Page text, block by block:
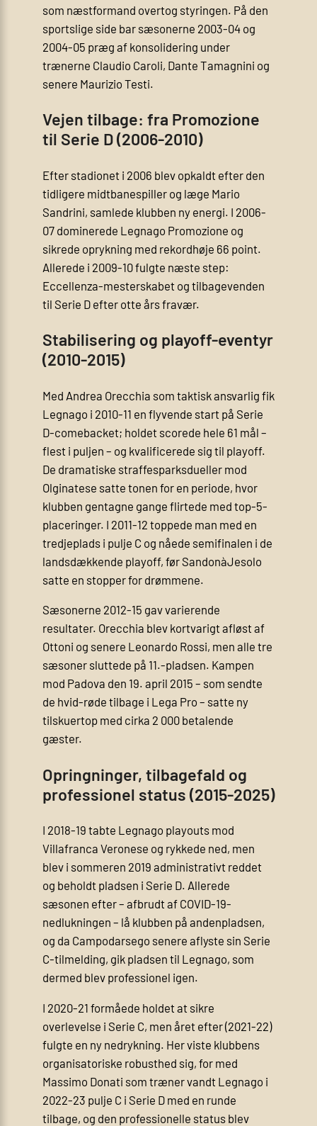
som næstformand overtog styringen. På den
sportslige side bar sæsonerne 2003-04 og
2004-05 præg af konsolidering under
trænerne Claudio Caroli, Dante Tamagnini og
senere Maurizio Testi.
Vejen tilbage: fra Promozione
til Serie D (2006-2010)
Efter stadionet i 2006 blev opkaldt efter den
tidligere midtbanespiller og læge Mario
Sandrini, samlede klubben ny energi. I 2006-
07 dominerede Legnago Promozione og
sikrede oprykning med rekordhøje 66 point.
Allerede i 2009-10 fulgte næste step:
Eccellenza-mesterskabet og tilbagevenden
til Serie D efter otte års fravær.
Stabilisering og playoff-eventyr
(2010-2015)
Med Andrea Orecchia som taktisk ansvarlig fik
Legnago i 2010-11 en flyvende start på Serie
D-comebacket; holdet scorede hele 61 mål –
flest i puljen – og kvalificerede sig til playoff.
De dramatiske straffesparksdueller mod
Olginatese satte tonen for en periode, hvor
klubben gentagne gange flirtede med top-5-
placeringer. I 2011-12 toppede man med en
tredjeplads i pulje C og nåede semifinalen i de
landsdækkende playoff, før SandonàJesolo
satte en stopper for drømmene.
Sæsonerne 2012-15 gav varierende
resultater. Orecchia blev kortvarigt afløst af
Ottoni og senere Leonardo Rossi, men alle tre
sæsoner sluttede på 11.-pladsen. Kampen
mod Padova den 19. april 2015 – som sendte
de hvid-røde tilbage i Lega Pro – satte ny
tilskuertop med cirka 2 000 betalende
gæster.
Opringninger, tilbagefald og
professionel status (2015-2025)
I 2018-19 tabte Legnago playouts mod
Villafranca Veronese og rykkede ned, men
blev i sommeren 2019 administrativt reddet
og beholdt pladsen i Serie D. Allerede
sæsonen efter – afbrudt af COVID-19-
nedlukningen – lå klubben på andenpladsen,
og da Campodarsego senere aflyste sin Serie
C-tilmelding, gik pladsen til Legnago, som
dermed blev professionel igen.
I 2020-21 formåede holdet at sikre
overlevelse i Serie C, men året efter (2021-22)
fulgte en ny nedrykning. Her viste klubbens
organisatoriske robusthed sig, for med
Massimo Donati som træner vandt Legnago i
2022-23 pulje C i Serie D med en runde
tilbage, og den professionelle status blev